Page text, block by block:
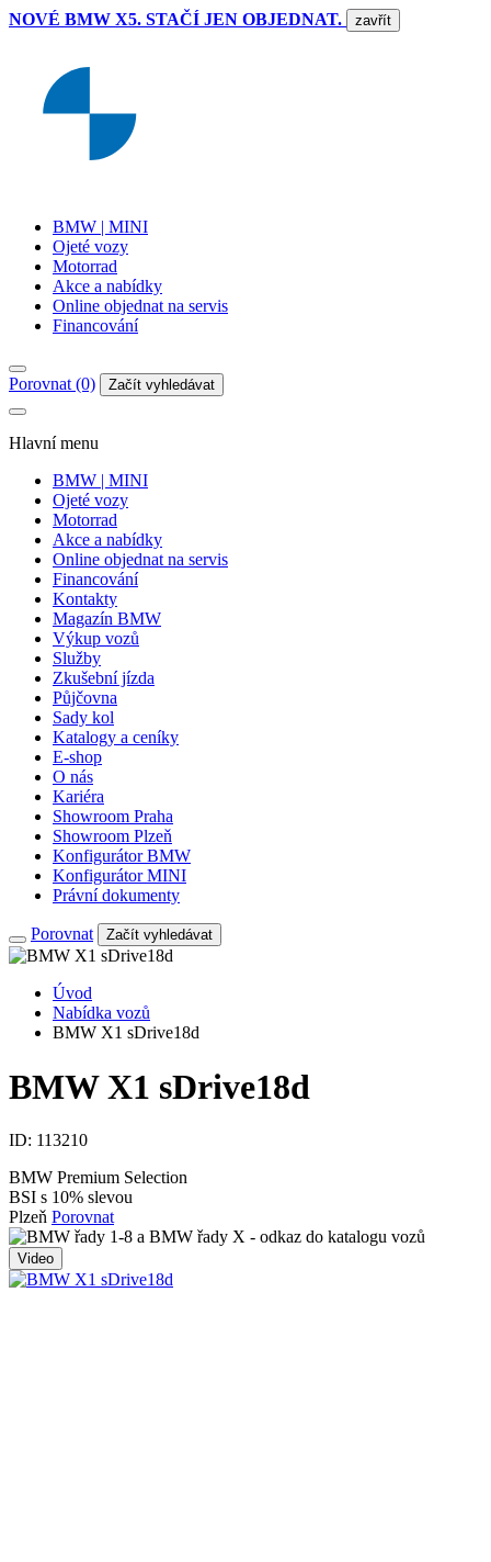
NOVÉ BMW X5. STAČÍ JEN OBJEDNAT. zavřít
BMW | MINI
Ojeté vozy
Motorrad
Akce a nabídky
Online objednat na servis
Financování
Porovnat (0) Začít vyhledávat
Hlavní menu
BMW | MINI
Ojeté vozy
Motorrad
Akce a nabídky
Online objednat na servis
Financování
Kontakty
Magazín BMW
Výkup vozů
Služby
Zkušební jízda
Půjčovna
Sady kol
Katalogy a ceníky
E-shop
O nás
Kariéra
Showroom Praha
Showroom Plzeň
Konfigurátor BMW
Konfigurátor MINI
Právní dokumenty
Porovnat Začít vyhledávat
Úvod
Nabídka vozů
BMW X1 sDrive18d
BMW X1 sDrive18d
ID: 113210
BMW Premium Selection
BSI s 10% slevou
Plzeň Porovnat
Video